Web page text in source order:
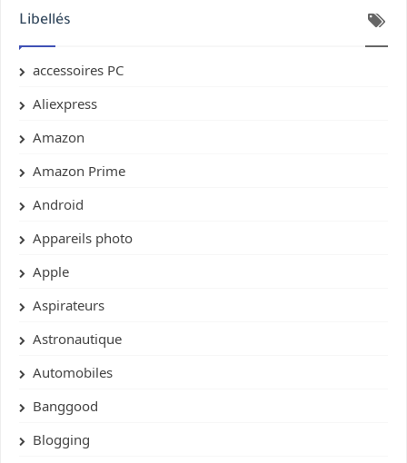
Libellés
accessoires PC
Aliexpress
Amazon
Amazon Prime
Android
Appareils photo
Apple
Aspirateurs
Astronautique
Automobiles
Banggood
Blogging